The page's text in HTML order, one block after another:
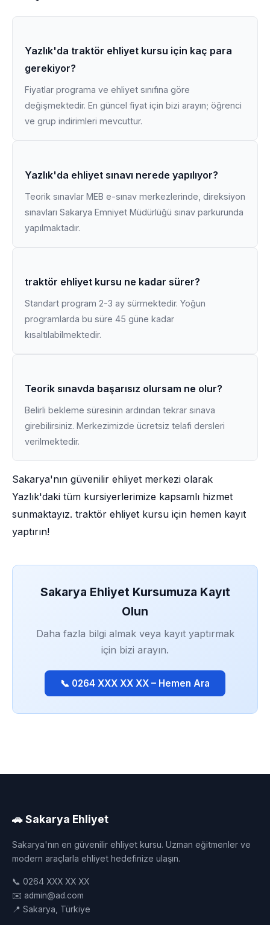
Yazlık'da traktör ehliyet kursu için kaç para
gerekiyor?
Fiyatlar programa ve ehliyet sınıfına göre
değişmektedir. En güncel fiyat için bizi arayın; öğrenci
ve grup indirimleri mevcuttur.
Yazlık'da ehliyet sınavı nerede yapılıyor?
Teorik sınavlar MEB e-sınav merkezlerinde, direksiyon
sınavları Sakarya Emniyet Müdürlüğü sınav parkurunda
yapılmaktadır.
traktör ehliyet kursu ne kadar sürer?
Standart program 2-3 ay sürmektedir. Yoğun
programlarda bu süre 45 güne kadar
kısaltılabilmektedir.
Teorik sınavda başarısız olursam ne olur?
Belirli bekleme süresinin ardından tekrar sınava
girebilirsiniz. Merkezimizde ücretsiz telafi dersleri
verilmektedir.
Sakarya'nın güvenilir ehliyet merkezi olarak
Yazlık'daki tüm kursiyerlerimize kapsamlı hizmet
sunmaktayız. traktör ehliyet kursu için hemen kayıt
yaptırın!
Sakarya Ehliyet Kursumuza Kayıt
Olun
Daha fazla bilgi almak veya kayıt yaptırmak
için bizi arayın.
📞 0264 XXX XX XX – Hemen Ara
🚗 Sakarya Ehliyet
Sakarya'nın en güvenilir ehliyet kursu. Uzman eğitmenler ve
modern araçlarla ehliyet hedefinize ulaşın.
📞 0264 XXX XX XX
✉️ admin@ad.com
📍 Sakarya, Türkiye